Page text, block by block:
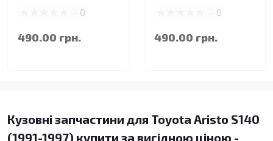
0
490.00 грн.
0
490.00 грн.
Кузовні запчастини для Toyota Aristo S140
(1991-1997) купити за вигідною ціною -